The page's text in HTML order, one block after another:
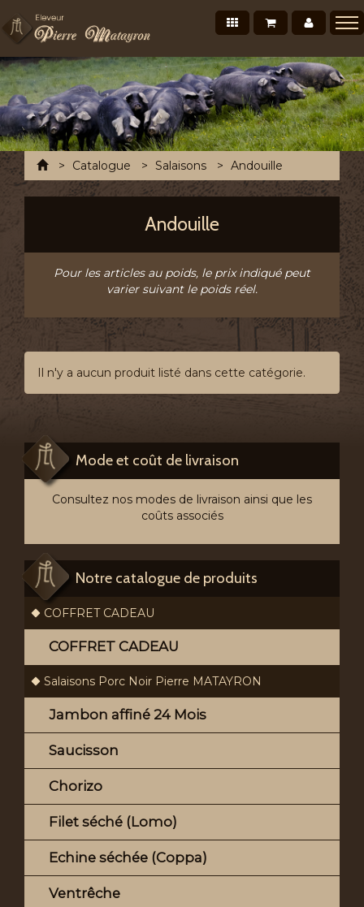
Mon
Mon panier
Nos produits
Présentation
Points de vente Professionnels
Recettes et conseils
Photos/Vidéos
Salons et évènements
Contact
A découvrir
AccueilCatalogue Salaisons Andouille
Andouille
Pour les articles au poids, le prix indiqué peut
varier suivant le poids réel.
Il n'y a aucun produit listé dans cette catégorie.
Mode et coût de livraison
Consultez nos modes de livraison ainsi que les
coûts associés
Notre catalogue de produits
COFFRET CADEAU
COFFRET CADEAU
Salaisons Porc Noir Pierre MATAYRON
Jambon affiné 24 Mois
Saucisson
Chorizo
Filet séché (Lomo)
Echine séchée (Coppa)
Ventrêche